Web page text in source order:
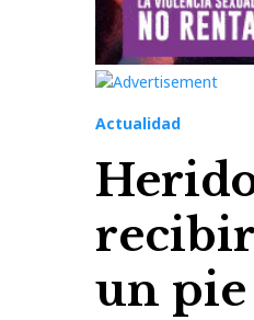
Actualidad
un pie